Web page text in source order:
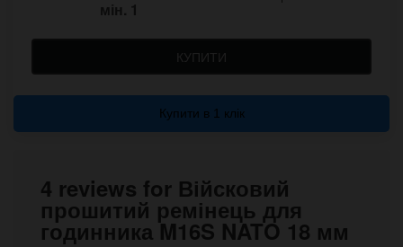
мін. 1
КУПИТИ
Купити в 1 клік
4 reviews for Війсковий
прошитий ремінець для
годинника M16S NATO 18 мм